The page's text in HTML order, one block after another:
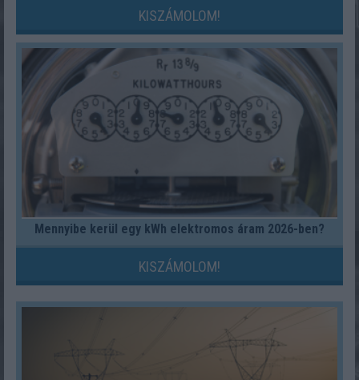
KISZÁMOLOM!
Mennyibe kerül egy kWh elektromos áram 2026-ben?
KISZÁMOLOM!